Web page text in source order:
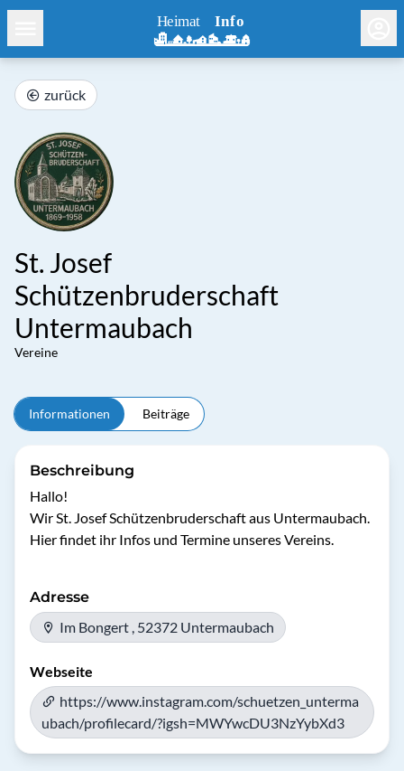
zurück
St. Josef
Schützenbruderschaft
Untermaubach
Vereine
Informationen Beiträge
Beschreibung
Hallo!
Wir St. Josef Schützenbruderschaft aus Untermaubach.
Adresse
Im Bongert , 52372 Untermaubach
Webseite
https://www.instagram.com/schuetzen_unterma
ubach/profilecard/?igsh=MWYwcDU3NzYybXd3